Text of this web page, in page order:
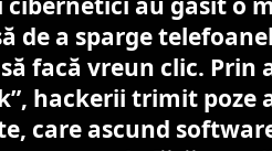
de a sparge
facă vreun clic. Prin
hackerii trimit poze
care ascund